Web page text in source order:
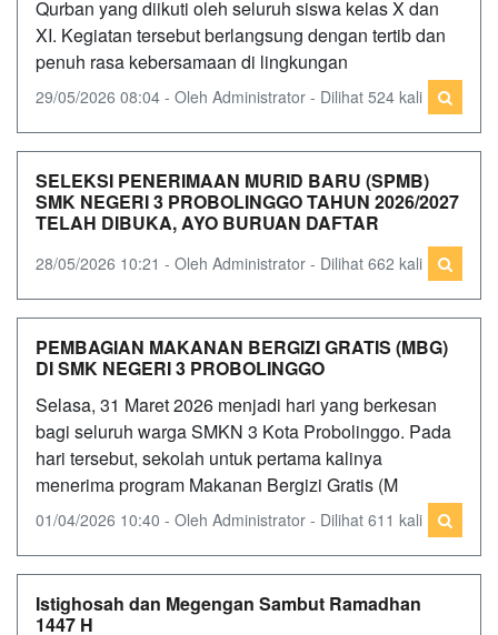
Qurban yang diikuti oleh seluruh siswa kelas X dan
XI. Kegiatan tersebut berlangsung dengan tertib dan
penuh rasa kebersamaan di lingkungan
29/05/2026 08:04 - Oleh Administrator - Dilihat 524 kali
SELEKSI PENERIMAAN MURID BARU (SPMB)
SMK NEGERI 3 PROBOLINGGO TAHUN 2026/2027
TELAH DIBUKA, AYO BURUAN DAFTAR
28/05/2026 10:21 - Oleh Administrator - Dilihat 662 kali
PEMBAGIAN MAKANAN BERGIZI GRATIS (MBG)
DI SMK NEGERI 3 PROBOLINGGO
Selasa, 31 Maret 2026 menjadi hari yang berkesan
bagi seluruh warga SMKN 3 Kota Probolinggo. Pada
hari tersebut, sekolah untuk pertama kalinya
menerima program Makanan Bergizi Gratis (M
01/04/2026 10:40 - Oleh Administrator - Dilihat 611 kali
Istighosah dan Megengan Sambut Ramadhan
1447 H